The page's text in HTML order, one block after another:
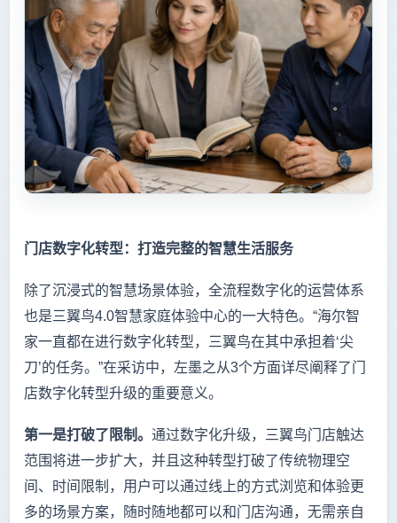
门店数字化转型：打造完整的智慧生活服务
除了沉浸式的智慧场景体验，全流程数字化的运营体系
也是三翼鸟4.0智慧家庭体验中心的一大特色。“海尔智
家一直都在进行数字化转型，三翼鸟在其中承担着‘尖
刀’的任务。”在采访中，左墨之从3个方面详尽阐释了门
店数字化转型升级的重要意义。
第一是打破了限制。 通过数字化升级，三翼鸟门店触达
范围将进一步扩大，并且这种转型打破了传统物理空
间、时间限制，用户可以通过线上的方式浏览和体验更
多的场景方案，随时随地都可以和门店沟通，无需亲自